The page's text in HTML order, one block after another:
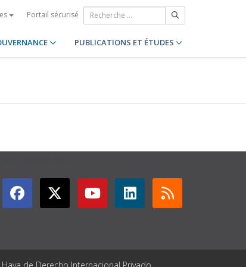
Portail sécurisé
PUBLICATIONS ET ÉTUDES